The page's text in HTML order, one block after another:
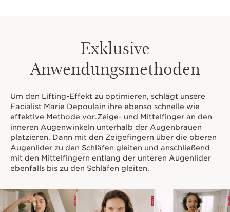
Exklusive
Anwendungsmethoden
Um den Lifting-Effekt zu optimieren, schlägt unsere
Facialist Marie Depoulain ihre ebenso schnelle wie
effektive Methode vor.Zeige- und Mittelfinger an den
inneren Augenwinkeln unterhalb der Augenbrauen
platzieren. Dann mit den Zeigefingern über die oberen
Augenlider zu den Schläfen gleiten und anschließend
mit den Mittelfingern entlang der unteren Augenlider
ebenfalls bis zu den Schläfen gleiten.